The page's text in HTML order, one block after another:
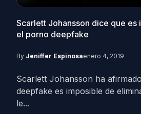
Scarlett Johansson dice que es
el porno deepfake
By Jeniffer Espinosaenero 4, 2019
Scarlett Johansson ha
deepfake es imposible de
le...